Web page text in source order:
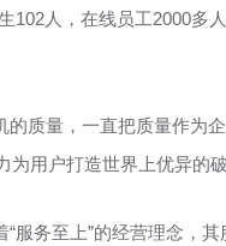
102人，在线员工2000多
的质量，一直把质量作为
用户打造世界上优异的破
服务至上”的经营理念，